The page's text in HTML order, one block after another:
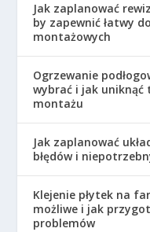
Jak zaplanować
by zapewnić łatwy
montażowych
Ogrzewanie
wybrać i jak uniknąć
montażu
Jak zaplanować
błędów i
Klejenie płytek na
możliwe i jak
problemów